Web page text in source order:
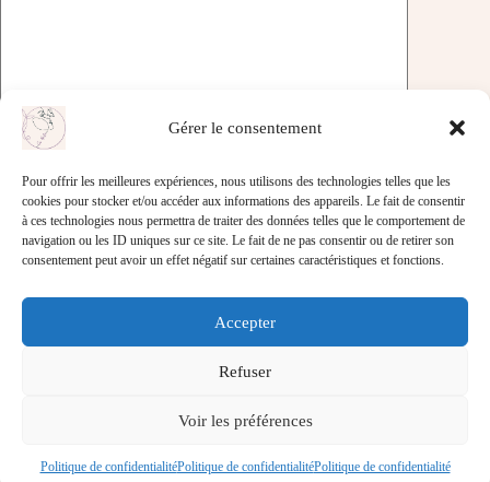
Gérer le consentement
Pour offrir les meilleures expériences, nous utilisons des technologies telles que les
cookies pour stocker et/ou accéder aux informations des appareils. Le fait de consentir
à ces technologies nous permettra de traiter des données telles que le comportement de
navigation ou les ID uniques sur ce site. Le fait de ne pas consentir ou de retirer son
consentement peut avoir un effet négatif sur certaines caractéristiques et fonctions.
Accepter
Refuser
Voir les préférences
Politique de confidentialitéPolitique de confidentialitéPolitique de confidentialité
Mentions légales
Politique de confidentialité
À propos